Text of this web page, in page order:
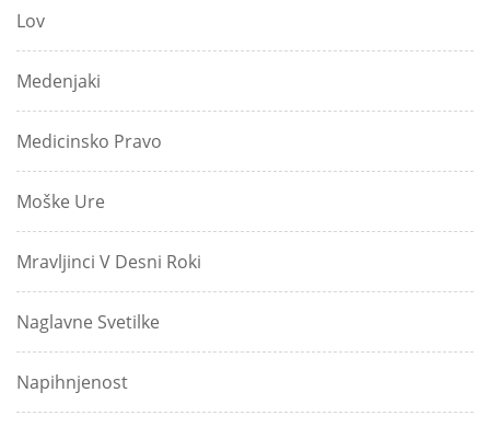
Lov
Medenjaki
Medicinsko Pravo
Moške Ure
Mravljinci V Desni Roki
Naglavne Svetilke
Napihnjenost